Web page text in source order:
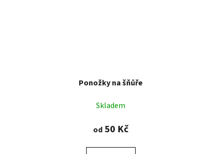
Ponožky na šňůře
Skladem
od50 Kč